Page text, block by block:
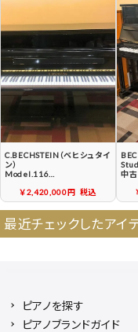
契約後の流れ
中古ピアノ買戻しサ
ス
C.BECHSTEIN（ベヒシュタイ
ン）
Model.116
￥2,420,000円 税込
中古
最近チェックしたアイ
ピアノを探す
ピアノブランドガイド